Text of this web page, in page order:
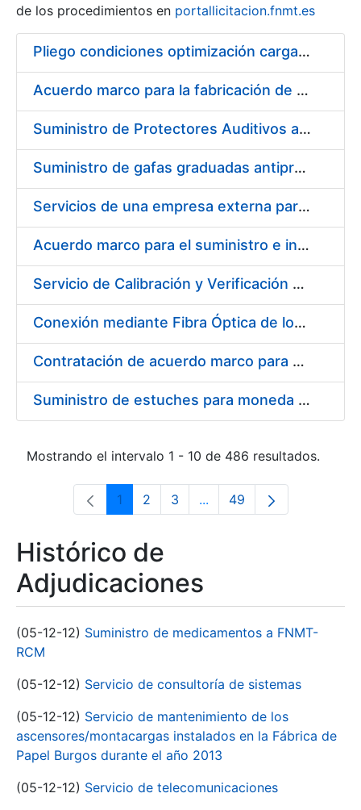
de los procedimientos en portallicitacion.fnmt.es
Pliego condiciones optimización cargas compras firmado
Acuerdo marco para la fabricación de piezas
Suministro de Protectores Auditivos a medida para las personas trabajadoras de los Centros de Trabajo de Madrid y Burgos
Suministro de gafas graduadas antiproyecciones para los trabajadores de la FNMT-RCM en los centros de trabajo de Madrid y Burgos
Servicios de una empresa externa para el asesoramiento y resolución de los recursos de alzada que se presentan relacionados con procesos de selección para la FNMT-RCM
Acuerdo marco para el suministro e instalación de persianas, estores y otros complementos
Servicio de Calibración y Verificación Externa de los Equipos de Medición del Servicio de Prevención de la FNMT-RCM
Conexión mediante Fibra Óptica de los Centros de Proceso de Datos (CPDs) de las sedes de la FNMT-RCM de Burgos y Madrid
Contratación de acuerdo marco para el Suministro de Material de Electricidad para la Fábrica Nacional de Moneda y Timbre-Real Casa de la Moneda en su centro de trabajo de Burgos
Suministro de estuches para moneda de 30 €
Mostrando el intervalo 1 - 10 de 486 resultados.
Página
1 Página
2 Página
3 ...Páginas intermedias Use
Página
49
Histórico de
Adjudicaciones
(05-12-12) Suministro de medicamentos a FNMT-
RCM
(05-12-12) Servicio de consultoría de sistemas
(05-12-12) Servicio de mantenimiento de los
ascensores/montacargas instalados en la Fábrica de
Papel Burgos durante el año 2013
(05-12-12) Servicio de telecomunicaciones